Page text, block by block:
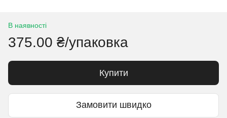
В наявності
375.00 ₴/упаковка
Купити
Замовити швидко